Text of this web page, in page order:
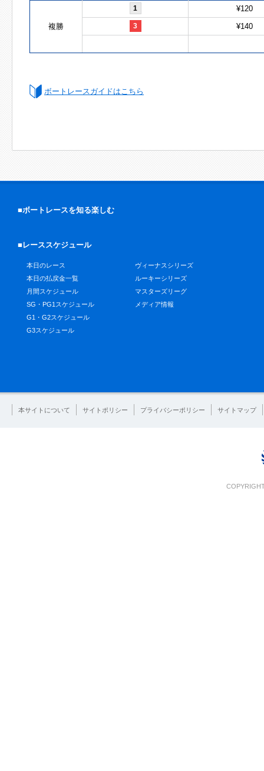
複勝
1 ¥120
3 ¥140
ボートレースガイドはこちら
■ボートレースを知る楽しむ
■レーススケジュール
本日のレース
本日の払戻金一覧
月間スケジュール
SG・PG1スケジュール
G1・G2スケジュール
G3スケジュール
ヴィーナスシリーズ
ルーキーシリーズ
マスターズリーグ
メディア情報
本サイトについて サイトポリシー プライバシーポリシー サイトマップ